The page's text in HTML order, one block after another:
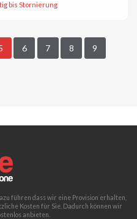
bis Stornierung
6 7 8 9
führen dass wir eine Provision erhalten,
Kosten für Sie. Dadurch können wir
anbieten.